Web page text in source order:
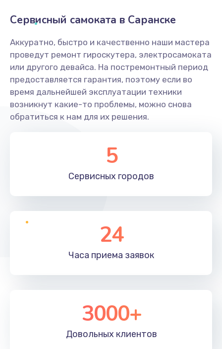
Сервисный самоката в Саранске
Аккуратно, быстро и качественно наши мастера
проведут ремонт гироскутера, электросамоката
или другого девайса. На постремонтный период
предоставляется гарантия, поэтому если во
время дальнейшей эксплуатации техники
возникнут какие-то проблемы, можно снова
обратиться к нам для их решения.
5
Сервисных городов
24
Часа приема заявок
3000+
Довольных клиентов